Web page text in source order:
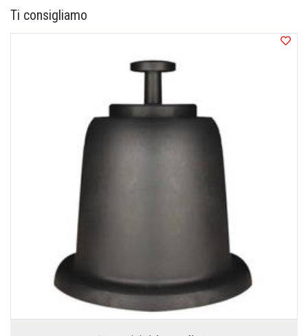
Se scegliete di acquistare anche il servizio di
installazione (quando disponibile), esso verrà eseguito
parte vostra.
Ti consigliamo